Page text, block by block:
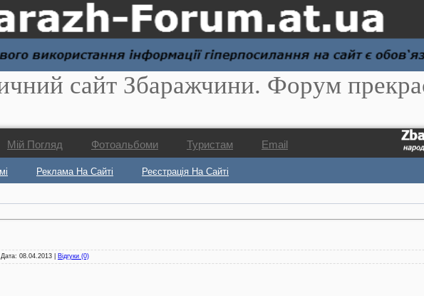
сайт Збаражчини. Форум
Реклама На Сайті Реєстрація На Сайті
Мій Погляд Фотоальбоми Туристам Email
Дата: 08.04.2013 Відгуки (0)